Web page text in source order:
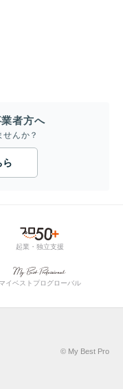
者方へ
んか？
ら
起業・独立支援
マイベストプログローバル
© My Best Pro